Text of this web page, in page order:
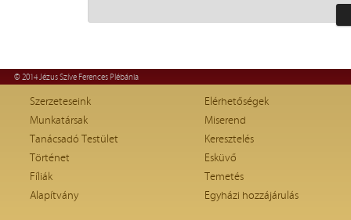
© 2014 Jézus Szíve Ferences Plébánia
Szerzeteseink
Munkatársak
Tanácsadó Testület
Történet
Fíliák
Alapítvány
Elérhetőségek
Miserend
Keresztelés
Esküvő
Temetés
Egyházi hozzájárulás